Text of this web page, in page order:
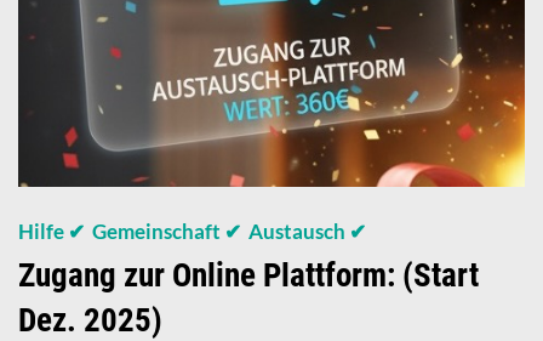
Hilfe ✔ Gemeinschaft ✔ Austausch ✔
Zugang zur Online Plattform: (Start
Dez. 2025)